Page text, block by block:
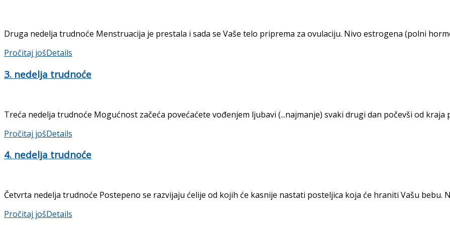
Druga nedelja trudnoće Menstruacija je prestala i sada se Vaše telo priprema za ovulaciju. Nivo estrogena (polni
Pročitaj jošDetails
3. nedelja trudnoće
Treća nedelja trudnoće Mogućnost začeća povećaćete vođenjem ljubavi (...najmanje) svaki drugi dan počevši od kraja
Pročitaj jošDetails
4. nedelja trudnoće
Četvrta nedelja trudnoće Postepeno se razvijaju ćelije od kojih će kasnije nastati posteljica koja će hraniti Vašu bebu.
Pročitaj jošDetails